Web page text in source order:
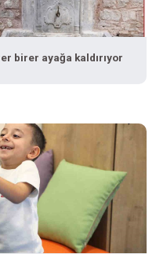
birer ayağa kaldırıyor